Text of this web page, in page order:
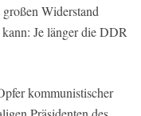
Widerstand
Je länger die DDR
kommunistischer